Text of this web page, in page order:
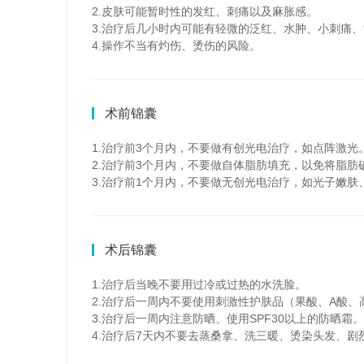
2.皮肤可能暂时性的发红、刺痛以及麻胀感。
3.治疗后几小时内可能有轻微的泛红、水肿、小刺痛
4.操作不当有灼伤、烫伤的风险。
术前锦囊
1.治疗前3个月内，不要做有创光电治疗，如点阵激光
2.治疗前3个月内，不要做自体脂肪填充，以免将脂肪
3.治疗前1个月内，不要做无创光电治疗，如光子嫩肤
术后锦囊
1.治疗后当晚不要用过冷或过热的水洗脸。
2.治疗后一周内不要使用刺激性护肤品（果酸、A酸
3.治疗后一周内注意防晒、使用SPF30以上的防晒霜。
4.治疗后7天内不要去蒸桑拿、洗三暖、烫染头发、剧